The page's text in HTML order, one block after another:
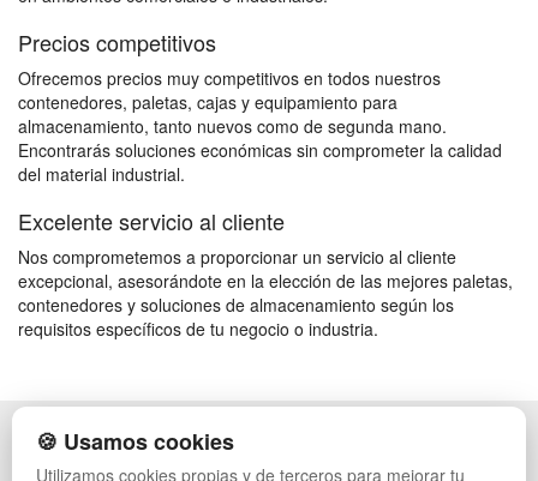
Precios competitivos
Ofrecemos precios muy competitivos en todos nuestros
contenedores, paletas, cajas y equipamiento para
almacenamiento, tanto nuevos como de segunda mano.
Encontrarás soluciones económicas sin comprometer la calidad
del material industrial.
Excelente servicio al cliente
Nos comprometemos a proporcionar un servicio al cliente
excepcional, asesorándote en la elección de las mejores paletas,
contenedores y soluciones de almacenamiento según los
requisitos específicos de tu negocio o industria.
POLÍTICA DE PRIVACIDAD
CONDICIONES DE USO
🍪 Usamos cookies
Utilizamos cookies propias y de terceros para mejorar tu